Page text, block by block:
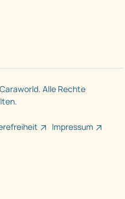
Alle Rechte
Impressum